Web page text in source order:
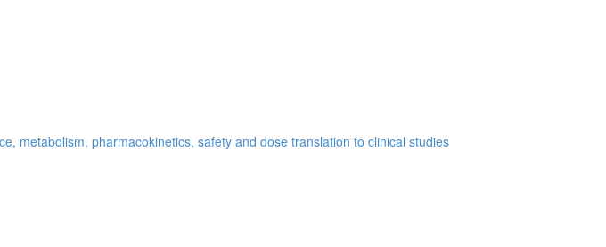
metabolism, pharmacokinetics, safety and dose translation to clinical studies